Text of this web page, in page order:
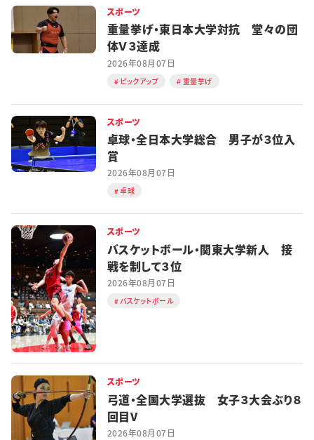
スポーツ
重量挙げ・東日本大学対抗 堂々の団
体Ｖ３達成
2026年08月07日
ピックアップ 重量挙げ
スポーツ
卓球・全日本大学総合 男子が３位入
賞
2026年08月07日
卓球
スポーツ
バスケットボール・関東大学新人 接
戦を制して３位
2026年08月07日
バスケットボール
スポーツ
弓道・全国大学選抜 女子３大会ぶり８
回目V
2026年08月07日